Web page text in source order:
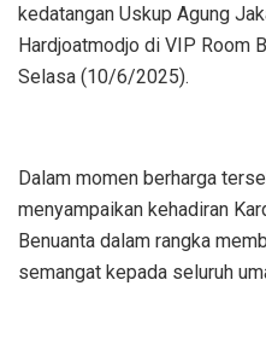
kedatangan Uskup Agung
Hardjoatmodjo di VIP Room
Selasa (10/6/2025).
Dalam momen berharga
menyampaikan kehadiran
Benuanta dalam rangka
semangat kepada seluruh